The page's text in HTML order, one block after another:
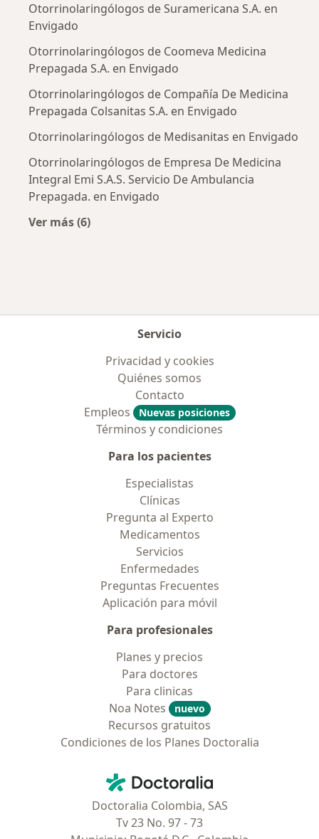
Otorrinolaringólogos de Suramericana S.A. en
Envigado
Otorrinolaringólogos de Coomeva Medicina
Prepagada S.A. en Envigado
Otorrinolaringólogos de Compañía De Medicina
Prepagada Colsanitas S.A. en Envigado
Otorrinolaringólogos de Medisanitas en Envigado
Otorrinolaringólogos de Empresa De Medicina
Integral Emi S.A.S. Servicio De Ambulancia
Prepagada. en Envigado
Ver más (6)
Servicio
Privacidad y cookies
Quiénes somos
Contacto
Empleos
Nuevas posiciones
Términos y condiciones
Para los pacientes
Especialistas
Clínicas
Pregunta al Experto
Medicamentos
Servicios
Enfermedades
Preguntas Frecuentes
Aplicación para móvil
Para profesionales
Planes y precios
Para doctores
Para clinicas
Noa Notes
nuevo
Recursos gratuitos
Condiciones de los Planes Doctoralia
Doctoralia - Página de inicio
Doctoralia Colombia, SAS
Tv 23 No. 97 - 73